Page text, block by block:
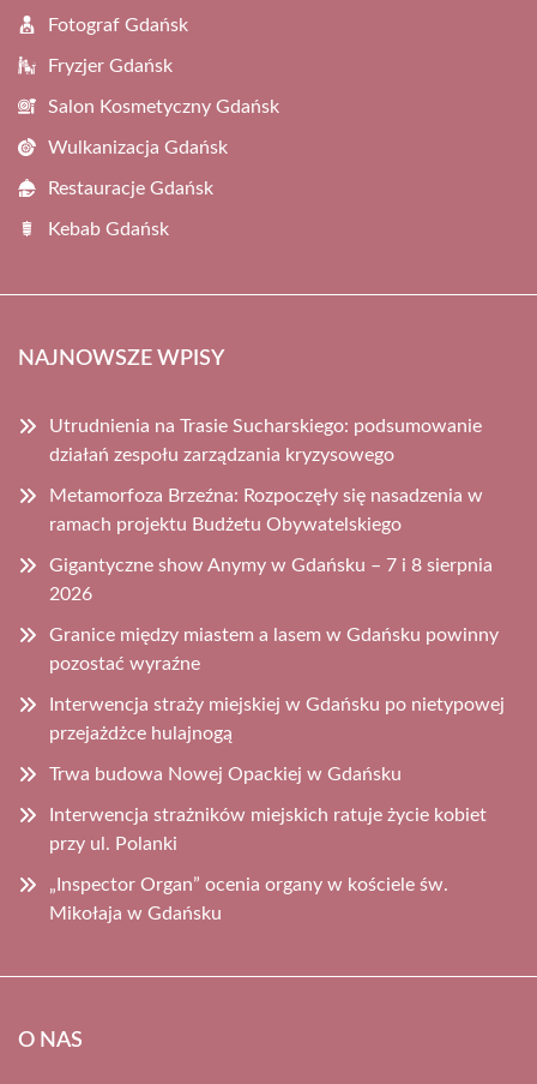
Fotograf Gdańsk
Fryzjer Gdańsk
Salon Kosmetyczny Gdańsk
Wulkanizacja Gdańsk
Restauracje Gdańsk
Kebab Gdańsk
NAJNOWSZE WPISY
Utrudnienia na Trasie Sucharskiego: podsumowanie
działań zespołu zarządzania kryzysowego
Metamorfoza Brzeźna: Rozpoczęły się nasadzenia w
ramach projektu Budżetu Obywatelskiego
Gigantyczne show Anymy w Gdańsku – 7 i 8 sierpnia
2026
Granice między miastem a lasem w Gdańsku powinny
pozostać wyraźne
Interwencja straży miejskiej w Gdańsku po nietypowej
przejażdżce hulajnogą
Trwa budowa Nowej Opackiej w Gdańsku
Interwencja strażników miejskich ratuje życie kobiet
przy ul. Polanki
„Inspector Organ” ocenia organy w kościele św.
Mikołaja w Gdańsku
O NAS